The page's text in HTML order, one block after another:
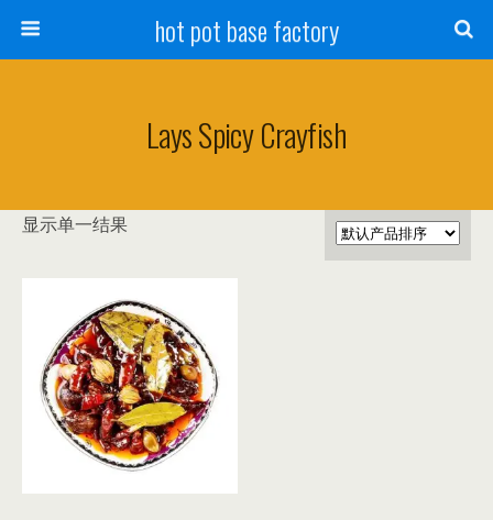
hot pot base factory
Lays Spicy Crayfish
显示单一结果